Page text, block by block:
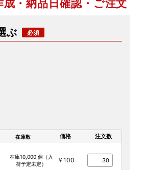
・納品日確認・ご注文
ぶ
在庫数 価格 注文数
在庫10,000 個（入
荷予定未定）
￥100